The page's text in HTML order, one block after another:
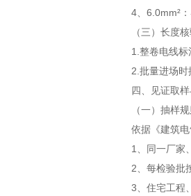
4、6.0mm²
（三）长度
1.整卷电线
2.批量进场
四、见证取
（一）抽样规
依据《建筑
1、同一厂家
2、每检验批
3、住宅工程